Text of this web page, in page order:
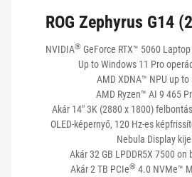
HÁTTÉRTÁR
CSATLAKOZÁSOK
AKKUMULÁTOR
ROG Zephyrus G14
NVIDIA® GeForce RTX™ 5060
Up to Windows 11 Pro
AMD XDNA™ NPU up to
AMD Ryzen™ AI 9 465
Akár 14" 3K (2880 x 1800)
OLED-képernyő, 120 Hz-es
Nebula Display
Akár 32 GB LPDDR5X 7500
Akár 2 TB PCIe® 4.0 NVMe™